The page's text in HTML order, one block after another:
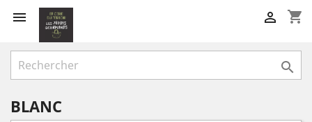
 shopping_cart


BLANC